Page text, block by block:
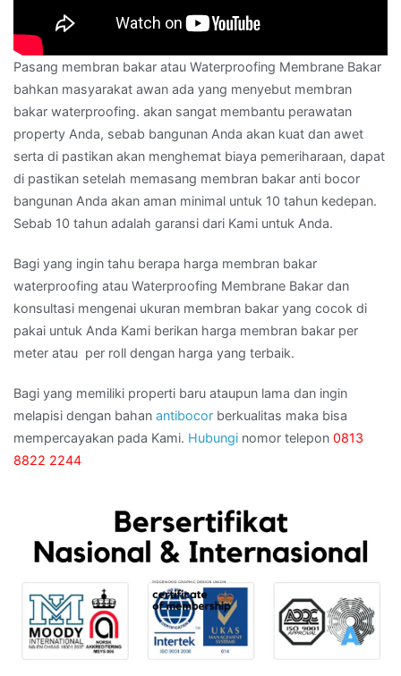
Pasang membran bakar atau Waterproofing Membrane Bakar
bahkan masyarakat awan ada yang menyebut membran
bakar waterproofing. akan sangat membantu perawatan
property Anda, sebab bangunan Anda akan kuat dan awet
serta di pastikan akan menghemat biaya pemeriharaan, dapat
di pastikan setelah memasang membran bakar anti bocor
bangunan Anda akan aman minimal untuk 10 tahun kedepan.
Sebab 10 tahun adalah garansi dari Kami untuk Anda.
Bagi yang ingin tahu berapa harga membran bakar
waterproofing atau Waterproofing Membrane Bakar dan
konsultasi mengenai ukuran membran bakar yang cocok di
pakai untuk Anda Kami berikan harga membran bakar per
meter atau per roll dengan harga yang terbaik.
Bagi yang memiliki properti baru ataupun lama dan ingin
melapisi dengan bahan antibocor berkualitas maka bisa
mempercayakan pada Kami. Hubungi nomor telepon 0813
8822 2244